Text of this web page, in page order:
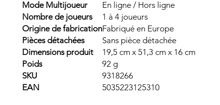
Mode Multijoueur
En ligne / Hors ligne
Nombre de joueurs
1 à 4 joueurs
Origine de fabricationFabriqué en Europe
Pièces détachées
Sans pièce détachée
Dimensions produit
19,5 cm x 51,3 cm x 16 cm
Poids
92 g
SKU
9318266
EAN
5035223125310